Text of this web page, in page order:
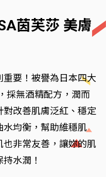
茵芙莎 美膚
要！被譽為日本四大
採無酒精配方，潤而
改善肌膚泛紅、穩定
均衡，幫助維穩肌
非常友善，讓妳的肌
水潤！